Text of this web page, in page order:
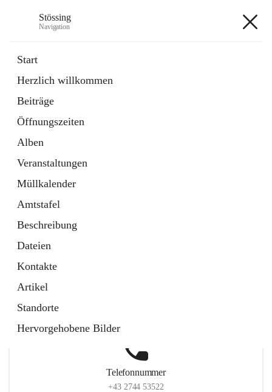
Stössing
Navigation
Start
Herzlich willkommen
Beiträge
Öffnungszeiten
Alben
Veranstaltungen
Müllkalender
Amtstafel
Beschreibung
Dateien
Kontakte
Artikel
Standorte
Hervorgehobene Bilder
Datei
in
Tab
Kindergarten
öffnet
in
neuem
Tab
Telefonnummer
+43 2744 53522